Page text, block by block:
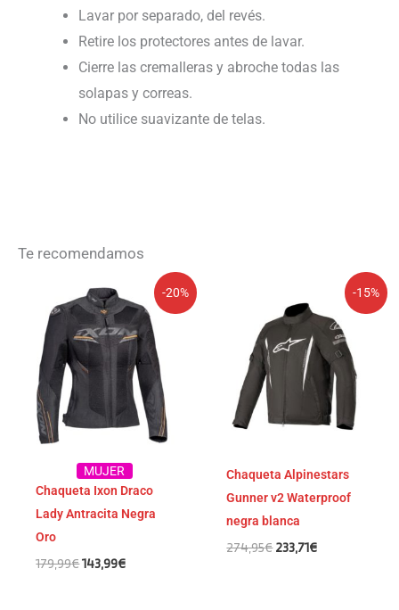
Lavar por separado, del revés.
Retire los protectores antes de lavar.
Cierre las cremalleras y abroche todas las
solapas y correas.
No utilice suavizante de telas.
Te recomendamos
-20%
MUJER
Chaqueta Ixon Draco
Lady Antracita Negra
Oro
179,99€
El
precio
original
era:
179,99€.
143,99€
precio
actual
es:
143,99€.
-15%
Chaqueta Alpinestars
Gunner v2 Waterproof
negra blanca
274,95€
precio
original
era:
274,95€.
233,71€
precio
actual
233,71€.